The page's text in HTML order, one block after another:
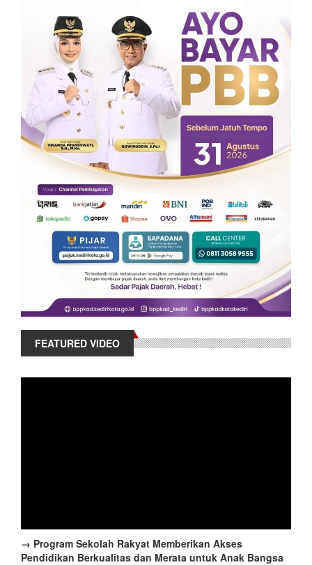
FEATURED VIDEO
→ Program Sekolah Rakyat Memberikan Akses
Pendidikan Berkualitas dan Merata untuk Anak Bangsa